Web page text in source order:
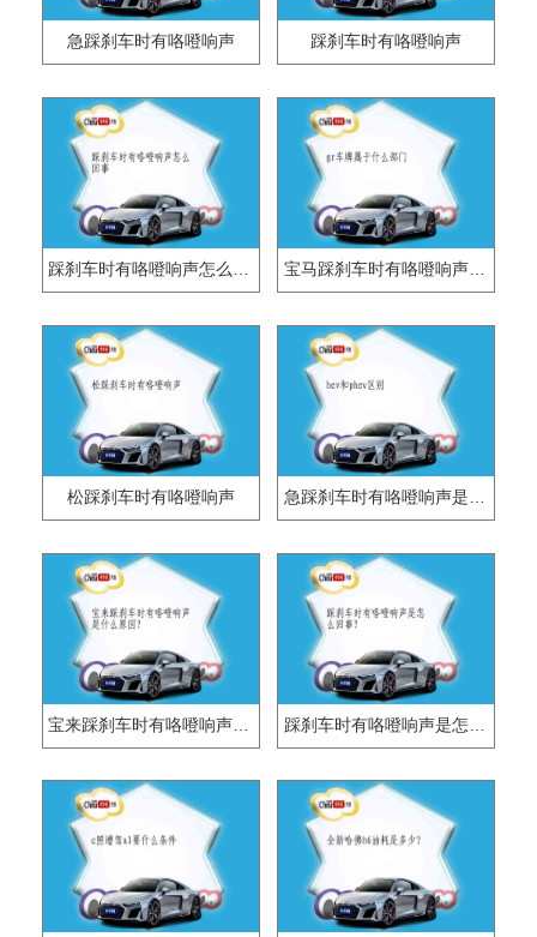
急踩刹车时有咯噔响声 踩刹车时有咯噔响声
宝马踩刹车时有咯噔响声是为什么？
松踩刹车时有咯噔响声